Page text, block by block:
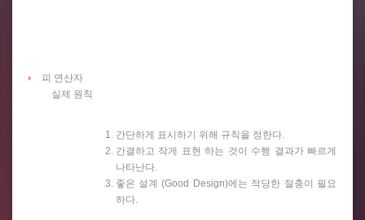
피 연산자
실제 원칙
간단하게 표시하기 위해 규칙을 정한다.
간결하고 작게 표현 하는 것이 수행 결과가 빠르게
나타난다.
좋은 설계 (Good Design)에는 적당한 절충이 필요
하다.